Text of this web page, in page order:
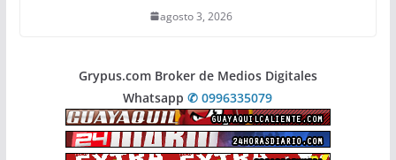
agosto 3, 2026
Grypus.com Broker de Medios Digitales
Whatsapp✆ 0996335079